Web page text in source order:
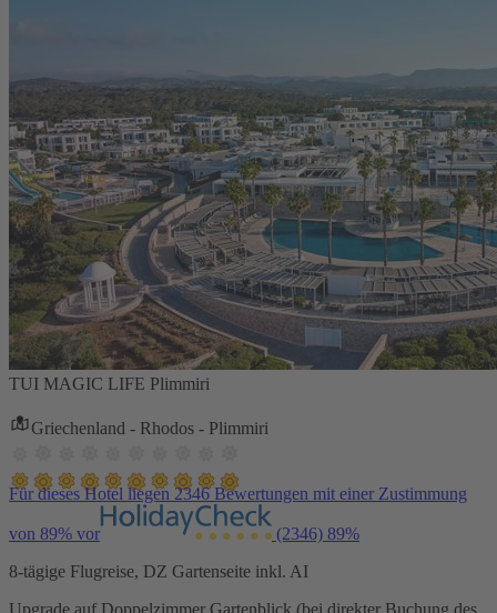
TUI MAGIC LIFE Plimmiri
Griechenland - Rhodos - Plimmiri
Für dieses Hotel liegen 2346 Bewertungen mit einer Zustimmung
von 89% vor (2346) 89%
8-tägige Flugreise, DZ Gartenseite inkl. AI
Upgrade auf Doppelzimmer Gartenblick (bei direkter Buchung des